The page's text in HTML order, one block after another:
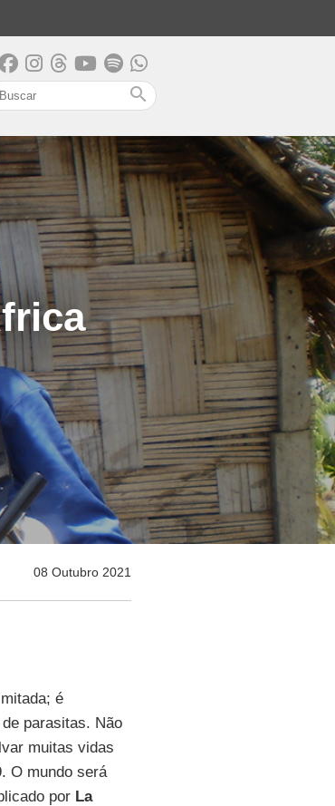
search
08 Outubro 2021
é
parasitas. Não
muitas vidas
O mundo será
por La